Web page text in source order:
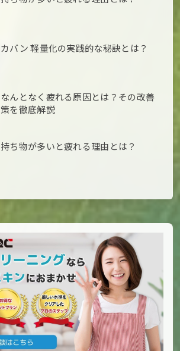
カバン 軽量化の実践的な秘訣とは？
なんとなく疲れる原因とは？その改善
策を徹底解説
持ち物が多いと疲れる理由とは？